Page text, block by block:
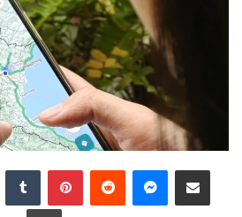
Tumblr PinterestReddit Messenger
Share via Email
Print